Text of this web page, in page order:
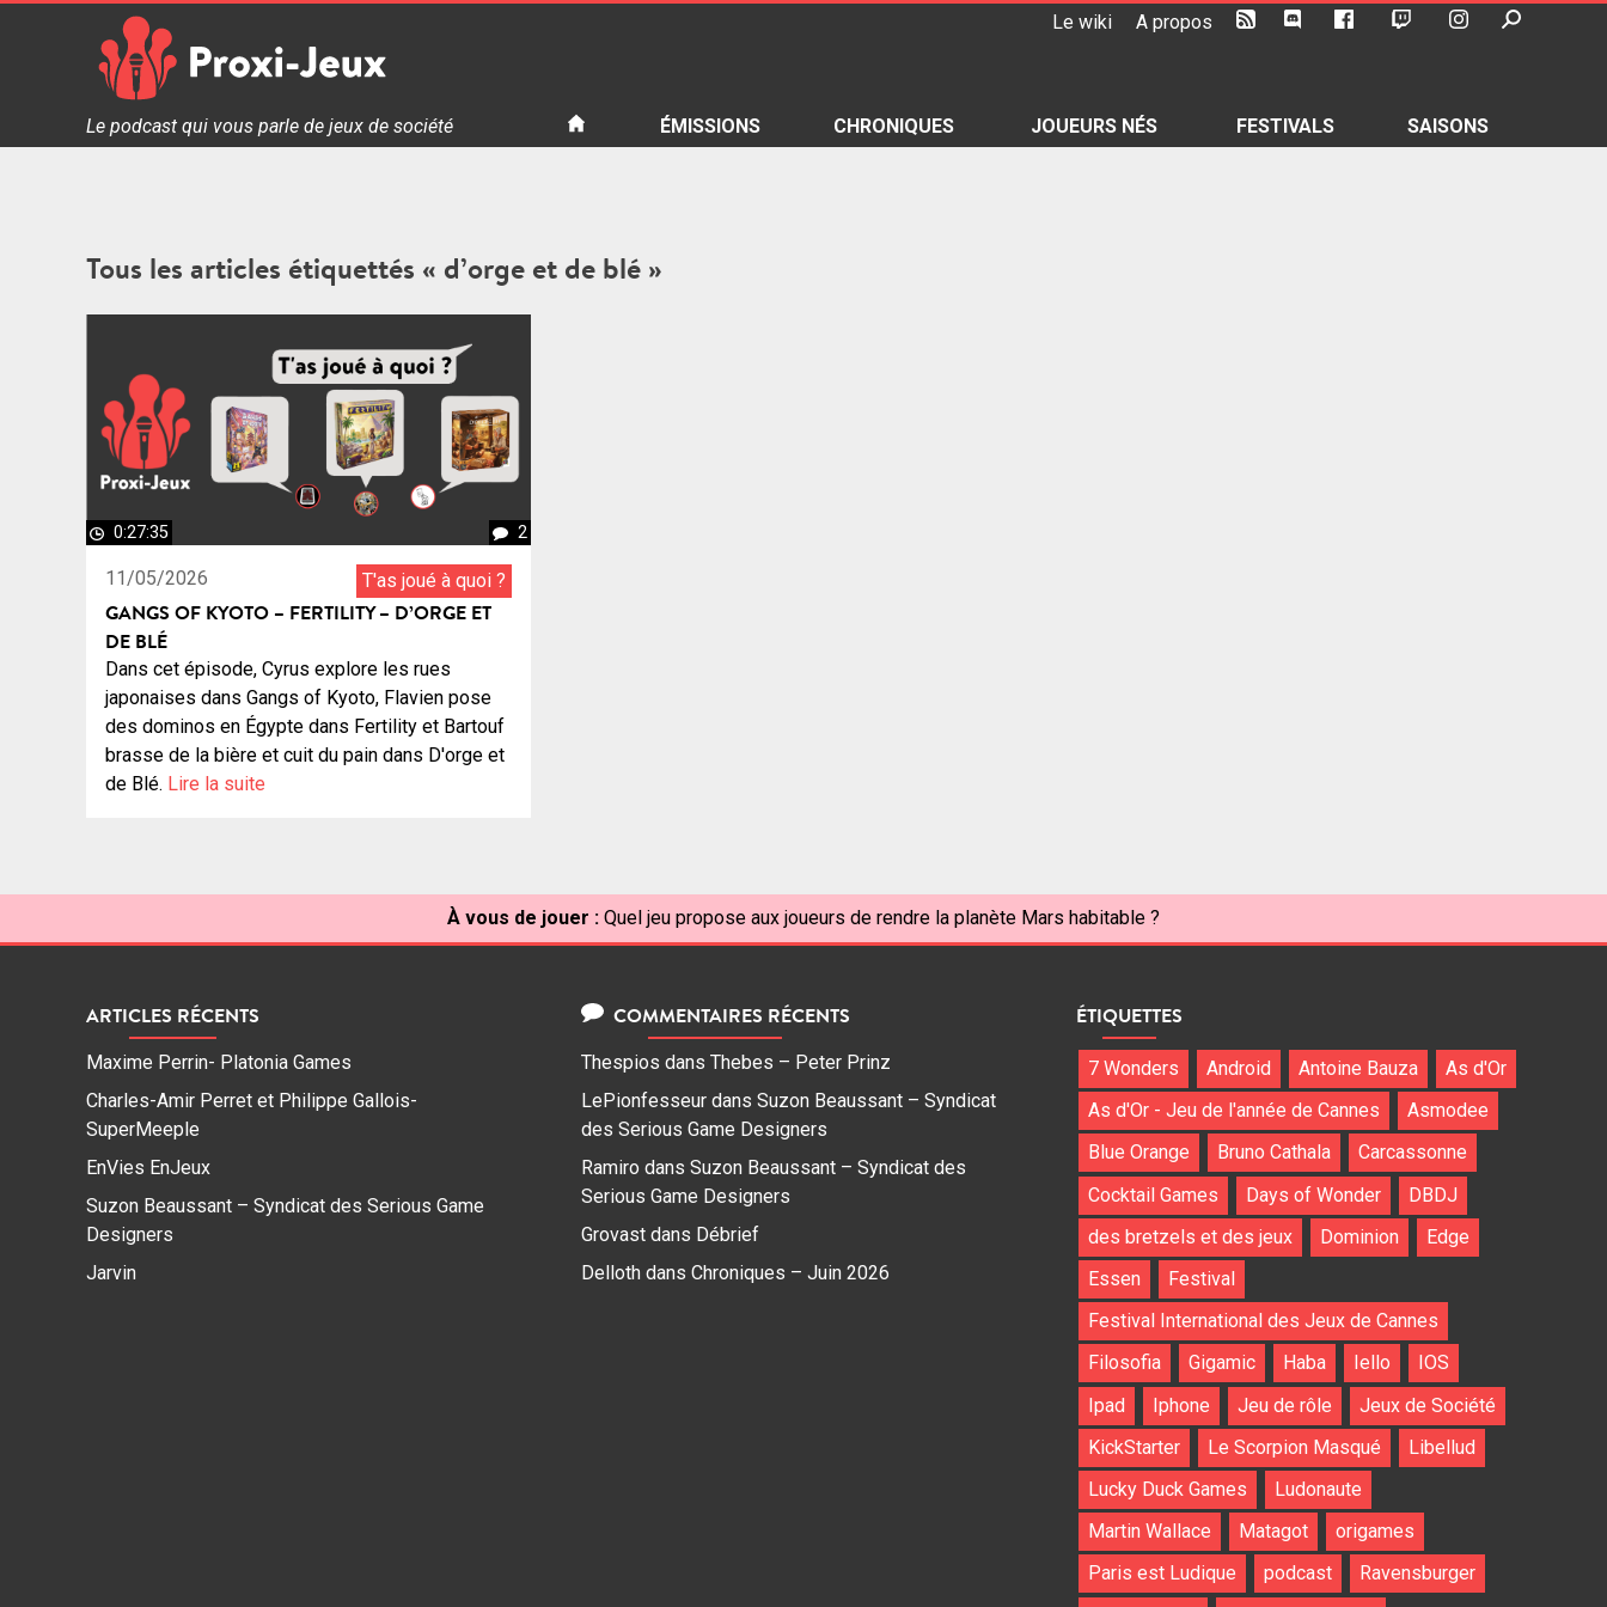
Le wiki A propos
Proxi Jeux - Le podcast qui vous parle de jeux de société
Le podcast qui vous parle de jeux de société ÉMISSIONS CHRONIQUES JOUEURS NÉS FESTIVALS SAISONS
Tous les articles étiquettés « d’orge et de blé »
0:27:35 2
11/05/2026 T'as joué à quoi ?
GANGS OF KYOTO – FERTILITY – D’ORGE ET
DE BLÉ
Dans cet épisode, Cyrus explore les rues
japonaises dans Gangs of Kyoto, Flavien pose
des dominos en Égypte dans Fertility et Bartouf
brasse de la bière et cuit du pain dans D'orge et
de Blé. Lire la suite
À vous de jouer : Quel jeu propose aux joueurs de rendre la planète Mars habitable ?
ARTICLES RÉCENTS
Maxime Perrin- Platonia Games
Charles-Amir Perret et Philippe Gallois-
SuperMeeple
EnVies EnJeux
Suzon Beaussant – Syndicat des Serious Game
Designers
Jarvin
COMMENTAIRES RÉCENTS
Thespios dans Thebes – Peter Prinz
LePionfesseur dans Suzon Beaussant – Syndicat
des Serious Game Designers
Ramiro dans Suzon Beaussant – Syndicat des
Serious Game Designers
Grovast dans Débrief
Delloth dans Chroniques – Juin 2026
ÉTIQUETTES
7 Wonders Android Antoine Bauza
As d'Or
As d'Or - Jeu de l'année de Cannes
Asmodee
Blue Orange
Bruno Cathala
Carcassonne
Cocktail Games
Days of Wonder
DBDJ
des bretzels et des jeux
Dominion
Edge
Essen
Festival
Festival International des Jeux de Cannes
Filosofia
Gigamic Haba Iello
IOS
Ipad
Iphone Jeu de rôle
Jeux de Société
KickStarter
Le Scorpion Masqué
Libellud
Lucky Duck Games
Ludonaute
Martin Wallace
Matagot
origames
Paris est Ludique
podcast
Ravensburger